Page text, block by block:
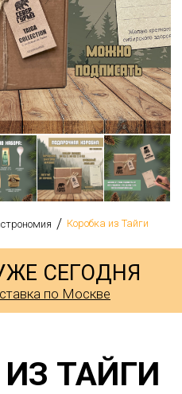
по Москве
/ Коробка из Тайги
ТАЙГИ
СЕГОДНЯ